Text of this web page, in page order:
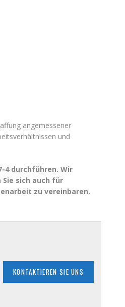
angemessener
und
4 durchführen. Wir
sich auch für
zu vereinbaren.
KONTAKTIEREN SIE UNS